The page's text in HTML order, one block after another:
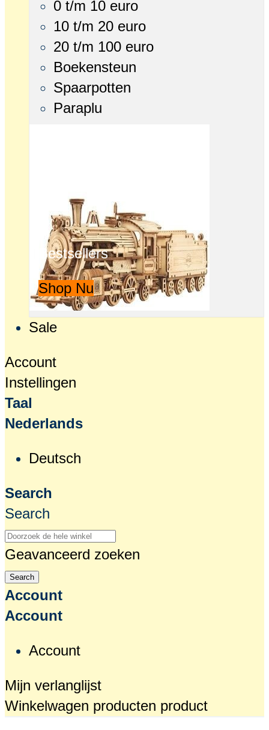
0 t/m 10 euro
10 t/m 20 euro
20 t/m 100 euro
Boekensteun
Spaarpotten
Paraplu
Bestsellers
Shop Nu
Sale
Account
Instellingen
Taal
Nederlands
Deutsch
Search
Search
Geavanceerd zoeken
Search
Account
Account
Account
Mijn verlanglijst
Winkelwagen producten product